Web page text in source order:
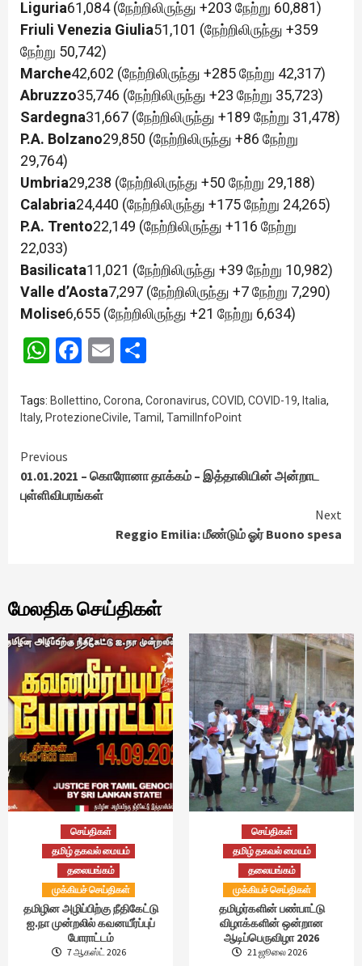
Liguria61,084 (நேற்றிலிருந்து +203 நேற்று 60,881)
Friuli Venezia Giulia51,101 (நேற்றிலிருந்து +359
நேற்று 50,742)
Marche42,602 (நேற்றிலிருந்து +285 நேற்று 42,317)
Abruzzo35,746 (நேற்றிலிருந்து +23 நேற்று 35,723)
Sardegna31,667 (நேற்றிலிருந்து +189 நேற்று 31,478)
P.A. Bolzano29,850 (நேற்றிலிருந்து +86 நேற்று
29,764)
Umbria29,238 (நேற்றிலிருந்து +50 நேற்று 29,188)
Calabria24,440 (நேற்றிலிருந்து +175 நேற்று 24,265)
P.A. Trento22,149 (நேற்றிலிருந்து +116 நேற்று
22,033)
Basilicata11,021 (நேற்றிலிருந்து +39 நேற்று 10,982)
Valle d’Aosta7,297 (நேற்றிலிருந்து +7 நேற்று 7,290)
Molise6,655 (நேற்றிலிருந்து +21 நேற்று 6,634)
WhatsApp
Facebook
Email
Tags: Bollettino, Corona, Coronavirus, COVID, COVID-19, Italia,
Italy, ProtezioneCivile, Tamil , TamilInfoPoint
Continue
Reading
Previous
01.01.2021 – கொரோனா தாக்கம் – இத்தாலியின் அன்றாட
புள்ளிவிபரங்கள்
Next
Reggio Emilia: மீண்டும் ஓர் Buono spesa
மேலதிக செய்திகள்
செய்திகள்
தமிழ் தகவல் மையம்
தலையங்கம்
முக்கியச் செய்திகள்
தமிழின அழிப்பிற்கு நீதிகேட்டு
ஐ.நா முன்றலில் கவனயீர்ப்புப்
போராட்டம்
7 ஆகஸ்ட் 2026
செய்திகள்
தமிழ் தகவல் மையம்
தலையங்கம்
முக்கியச் செய்திகள்
தமிழர்களின் பண்பாட்டு
விழாக்களின் ஒன்றான
ஆடிப்பெருவிழா 2026
21 ஜூலை 2026